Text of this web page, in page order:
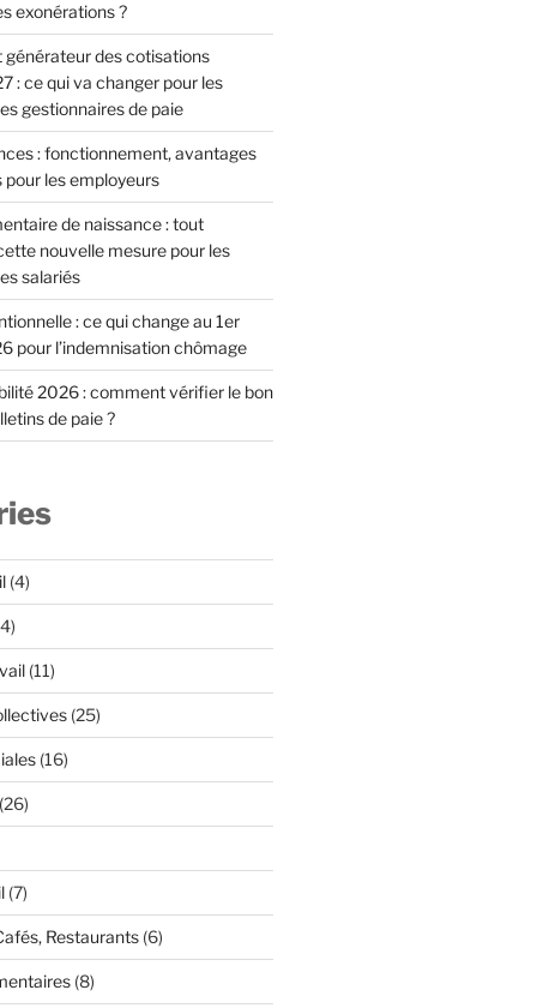
exonérations ?
générateur des cotisations
: ce qui va changer pour les
gestionnaires de paie
: fonctionnement, avantages
les employeurs
de naissance : tout
nouvelle mesure pour les
salariés
: ce qui change au 1er
pour l’indemnisation chômage
2026 : comment vérifier le bon
de paie ?
(4)
(11)
(25)
(16)
(7)
Restaurants(6)
(8)